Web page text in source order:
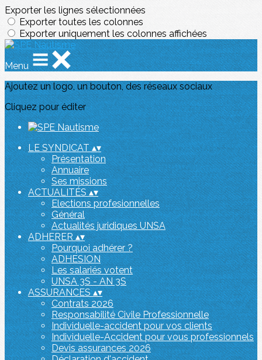
Exporter les lignes sélectionnées
Exporter toutes les colonnes
Exporter uniquement les colonnes affichées
Menu
Ajoutez un logo, un bouton, des réseaux sociaux
Cliquez pour éditer
LE SYNDICAT▴▾
Présentation
Annuaire
Ses missions
ACTUALITÉS▴▾
Elections profesionnelles
Général
Actualités juridiques UNSA
ADHERER▴▾
Pourquoi adhérer ?
ADHESION
Les salariés votent
UNSA 3S - AN 3S
ASSURANCES▴▾
Contrats 2026
Responsabilité Civile Professionnelle
Individuelle-accident pour vos clients
Individuelle-Accident pour vous professionnels
Devis assurances 2026